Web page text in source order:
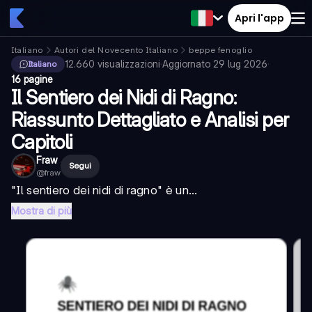
Apri l'app
Italiano Autori del Novecento Italiano
beppe fenoglio
Italiano
12.660 visualizzazioni·Aggiornato 29 lug 2026·
16 pagine
Il Sentiero dei Nidi di Ragno:
Riassunto Dettagliato e Analisi per
Capitoli
Fraw
@fraw
Segui
"Il sentiero dei nidi di ragno" è un...
Mostra di più